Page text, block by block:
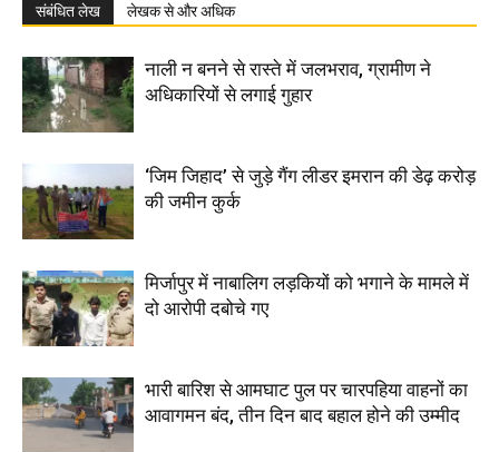
संबंधित लेख लेखक से और अधिक
नाली न बनने से रास्ते में जलभराव, ग्रामीण ने
अधिकारियों से लगाई गुहार
‘जिम जिहाद’ से जुड़े गैंग लीडर इमरान की डेढ़ करोड़
की जमीन कुर्क
मिर्जापुर में नाबालिग लड़कियों को भगाने के मामले में
दो आरोपी दबोचे गए
भारी बारिश से आमघाट पुल पर चारपहिया वाहनों का
आवागमन बंद, तीन दिन बाद बहाल होने की उम्मीद